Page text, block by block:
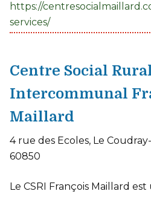
https://
services/
Centre Social
Intercommunal
Maillard
4 rue des Ecoles, Le
60850
Le CSRI François Maillard